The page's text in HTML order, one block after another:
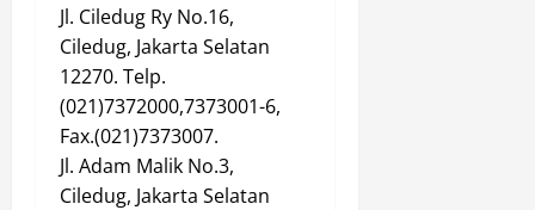
Jl. Ciledug Ry No.16,
Ciledug, Jakarta Selatan
12270. Telp.
(021)7372000,7373001-6,
Fax.(021)7373007.
Jl. Adam Malik No.3,
Ciledug, Jakarta Selatan